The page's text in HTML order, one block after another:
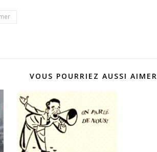
VOUS POURRIEZ AUSSI AIMER